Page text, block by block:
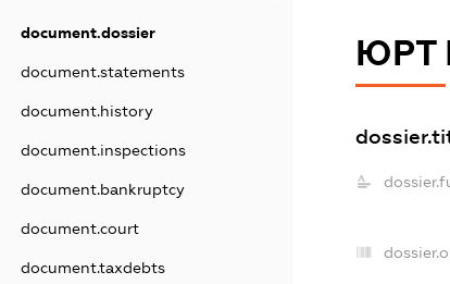
document.dossier
document.statements
document.history
document.inspections
document.bankruptcy
document.court
document.taxdebts
ЮРТ